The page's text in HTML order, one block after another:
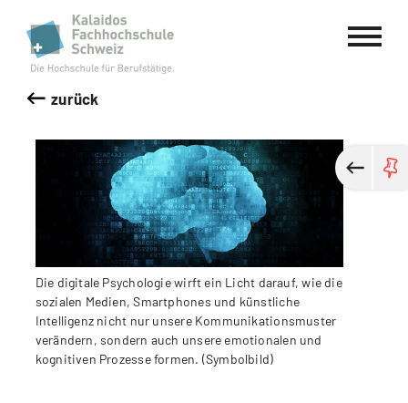
Kalaidos Fachhochschule Schweiz
zurück
Die digitale Psychologie wirft ein Licht darauf, wie die
sozialen Medien, Smartphones und künstliche
Intelligenz nicht nur unsere Kommunikationsmuster
verändern, sondern auch unsere emotionalen und
kognitiven Prozesse formen. (Symbolbild)